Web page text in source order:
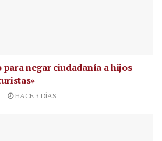
negar ciudadanía a hijos
HACE 3 DÍAS